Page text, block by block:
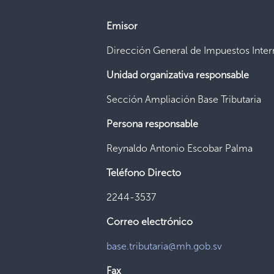
Emisor
Dirección General de Impuestos
Unidad organizativa responsable
Sección Ampliación Base Tributaria
Persona responsable
Reynaldo Antonio Escobar Palma
Teléfono Directo
2244-3537
Correo electrónico
base.tributaria@mh.gob.sv
Fax